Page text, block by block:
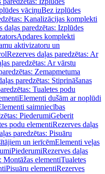
vāciņuBez izplūdes
Kanalizācijas komplekti
daļas paredzētas: Izplūdes
Apdares komplekti
aktivizatoru un
Rezerves daļas paredzētas: Ar
paredzētas: Ar vārstu
Zemapmetuma
paredzētas: Stiprināšanas
Tualetes podu
Elementi dušām ar noplūdi
saimniecības
PiederumiGeberit
podu elementiRezerves daļas
paredzētas: Pisuāru
un ierīcēmElementi veļas
PiederumiRezerves daļas
Montāžas elementiTualetes
Pisuāru elementiRezerves